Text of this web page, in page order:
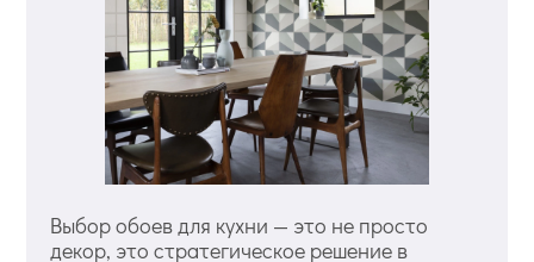
Выбор обоев для кухни — это не просто
декор, это стратегическое решение в